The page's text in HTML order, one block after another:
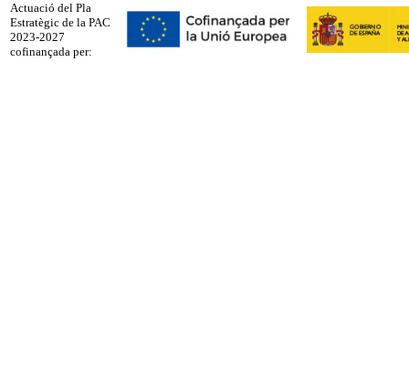
Actuació del Pla
Estratègic de la PAC
2023-2027
cofinançada per: